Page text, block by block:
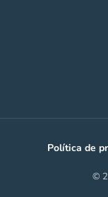
Política de
©